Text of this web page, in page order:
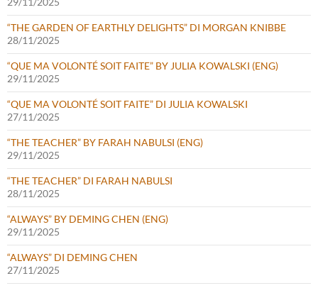
“THE GARDEN OF EARTHLY DELIGHTS” DI MORGAN KNIBBE
28/11/2025
“QUE MA VOLONTÉ SOIT FAITE” BY JULIA KOWALSKI (ENG)
29/11/2025
“QUE MA VOLONTÉ SOIT FAITE” DI JULIA KOWALSKI
27/11/2025
“THE TEACHER” BY FARAH NABULSI (ENG)
29/11/2025
“THE TEACHER” DI FARAH NABULSI
28/11/2025
“ALWAYS” BY DEMING CHEN (ENG)
29/11/2025
“ALWAYS” DI DEMING CHEN
27/11/2025